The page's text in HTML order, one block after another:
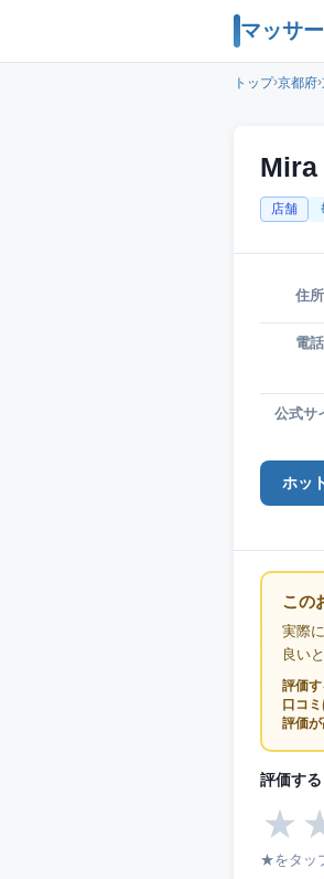
マッサ
トップ›京都府›
Mira
店舗
住所
電話
公式サ
ホッ
この
実際
良い
評価
口コ
評価
評価する
★
★をタッ